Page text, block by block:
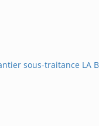
sous-traitance LA